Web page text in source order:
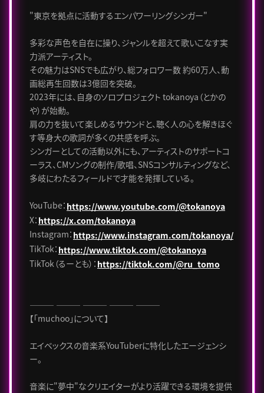
"東京を拠点に活動するエンパワーリングシンガー"
多彩な声色を自在に操り、ジャンルを超えて歌いこなす実
力派アーティスト。
その魅力はSNSでも広がり、総フォロワー数 約60万人、動
画総再生回数は3億回を突破。
2023年には、自身のソロプロジェクト tokanoya（とかの
や）が始動。
肩の力を抜いて楽しめるサウンドと、聴く人の心を解きほぐ
す等身大の歌詞が多くの共感を呼ぶ。
シンガーとしての活動以外にも、アーティストのサポートコ
ーラス、CMソングの制作/歌唱、SNSコンサルティングなど、
多岐にわたるフィールドで才能を発揮している。
YouTube： https://www.youtube.com/@tokanoya
X： https://x.com/tokanoya
Instagram： https://www.instagram.com/tokanoya/
TikTok： https://www.tiktok.com/@tokanoya
TikTok（るーとも）： https://tiktok.com/@ru_tomo
――― ――― ――― ――― ―――
【「muchoo」について】
エイベックスの音楽系YouTuberに特化したエージェンシ
ー。
音楽に"夢中"なクリエイターがより活躍できる環境を提供